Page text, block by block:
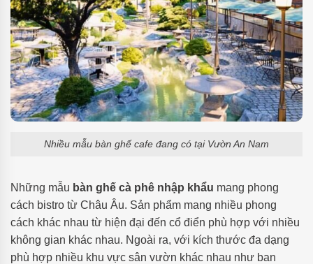
Nhiều mẫu bàn ghế cafe đang có tại Vườn An Nam
Những mẫu bàn ghế cà phê nhập khẩu mang phong
cách bistro từ Châu Âu. Sản phẩm mang nhiều phong
cách khác nhau từ hiện đại đến cổ điển phù hợp với nhiều
không gian khác nhau. Ngoài ra, với kích thước đa dạng
phù hợp nhiều khu vực sân vườn khác nhau như ban